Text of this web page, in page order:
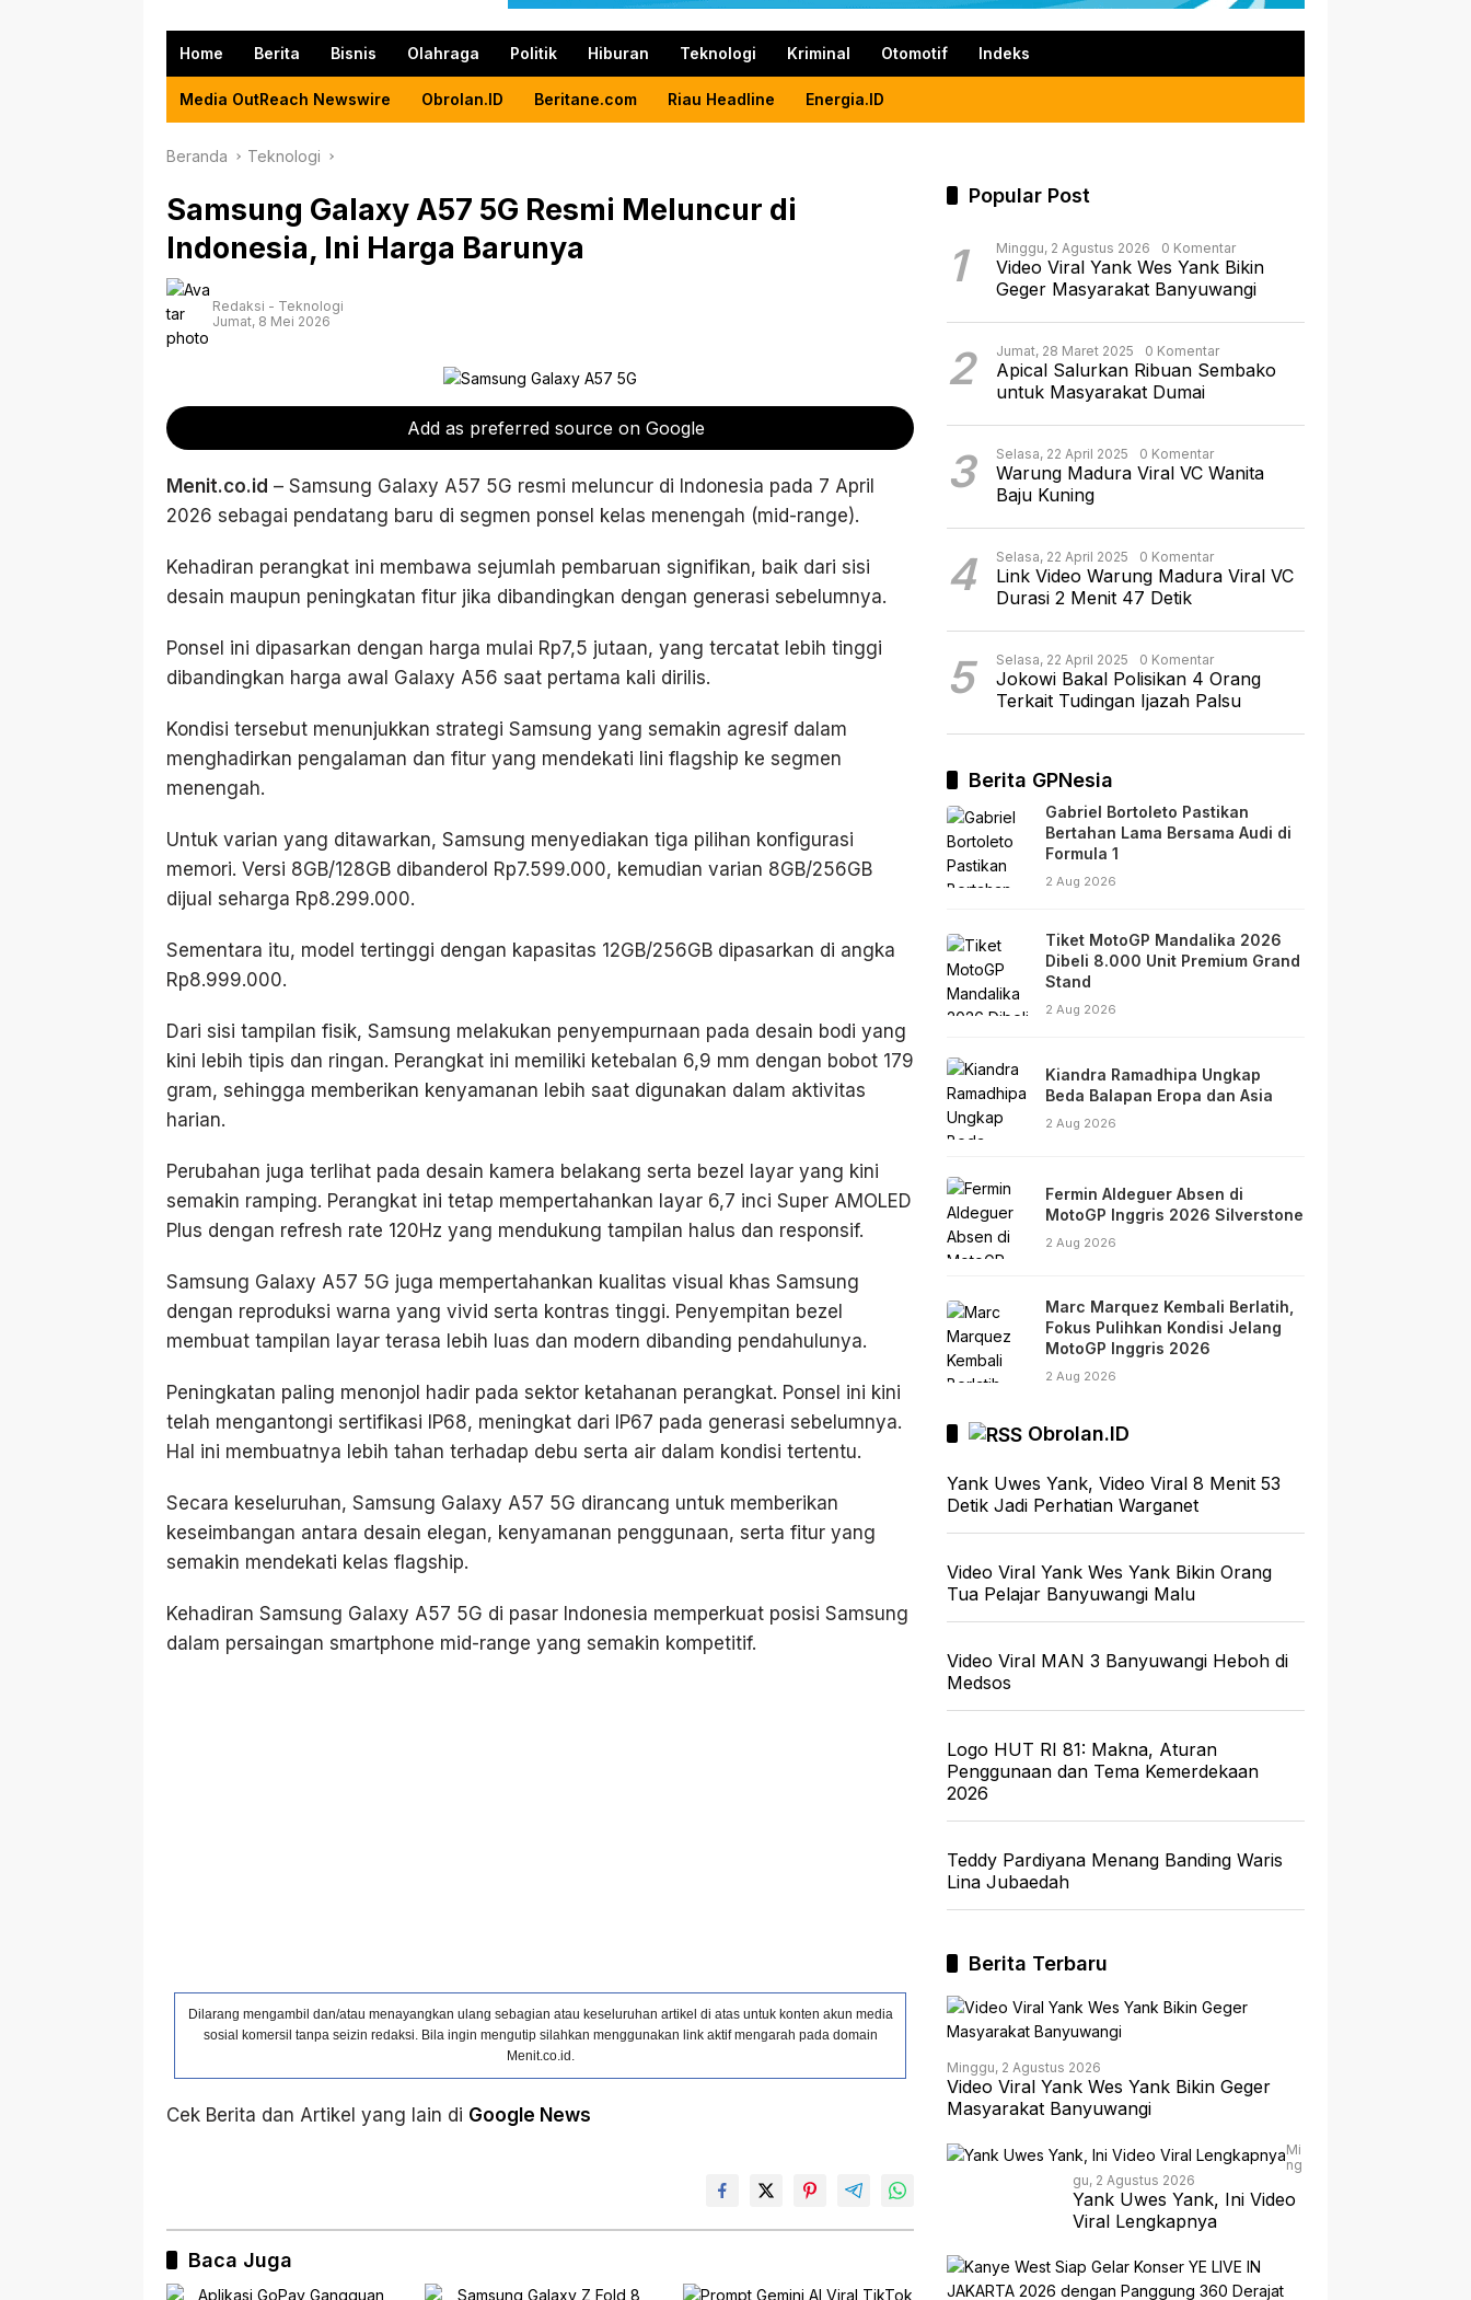
Home Berita Bisnis Olahraga Politik Hiburan Teknologi Kriminal Otomotif Indeks
Media OutReach Newswire Obrolan.ID Beritane.com Riau Headline Energia.ID
Beranda Teknologi
Samsung Galaxy A57 5G Resmi Meluncur di
Indonesia, Ini Harga Barunya
Redaksi - Teknologi
Jumat, 8 Mei 2026
Add as preferred source on Google
Menit.co.id – Samsung Galaxy A57 5G resmi meluncur di Indonesia pada 7 April
2026 sebagai pendatang baru di segmen ponsel kelas menengah (mid-range).
Kehadiran perangkat ini membawa sejumlah pembaruan signifikan, baik dari sisi
desain maupun peningkatan fitur jika dibandingkan dengan generasi sebelumnya.
Ponsel ini dipasarkan dengan harga mulai Rp7,5 jutaan, yang tercatat lebih tinggi
dibandingkan harga awal Galaxy A56 saat pertama kali dirilis.
Kondisi tersebut menunjukkan strategi Samsung yang semakin agresif dalam
menghadirkan pengalaman dan fitur yang mendekati lini flagship ke segmen
menengah.
Untuk varian yang ditawarkan, Samsung menyediakan tiga pilihan konfigurasi
memori. Versi 8GB/128GB dibanderol Rp7.599.000, kemudian varian 8GB/256GB
dijual seharga Rp8.299.000.
Sementara itu, model tertinggi dengan kapasitas 12GB/256GB dipasarkan di angka
Rp8.999.000.
Dari sisi tampilan fisik, Samsung melakukan penyempurnaan pada desain bodi yang
kini lebih tipis dan ringan. Perangkat ini memiliki ketebalan 6,9 mm dengan bobot 179
gram, sehingga memberikan kenyamanan lebih saat digunakan dalam aktivitas
harian.
Perubahan juga terlihat pada desain kamera belakang serta bezel layar yang kini
semakin ramping. Perangkat ini tetap mempertahankan layar 6,7 inci Super AMOLED
Plus dengan refresh rate 120Hz yang mendukung tampilan halus dan responsif.
Samsung Galaxy A57 5G juga mempertahankan kualitas visual khas Samsung
dengan reproduksi warna yang vivid serta kontras tinggi. Penyempitan bezel
membuat tampilan layar terasa lebih luas dan modern dibanding pendahulunya.
Peningkatan paling menonjol hadir pada sektor ketahanan perangkat. Ponsel ini kini
telah mengantongi sertifikasi IP68, meningkat dari IP67 pada generasi sebelumnya.
Hal ini membuatnya lebih tahan terhadap debu serta air dalam kondisi tertentu.
Secara keseluruhan, Samsung Galaxy A57 5G dirancang untuk memberikan
keseimbangan antara desain elegan, kenyamanan penggunaan, serta fitur yang
semakin mendekati kelas flagship.
Kehadiran Samsung Galaxy A57 5G di pasar Indonesia memperkuat posisi Samsung
dalam persaingan smartphone mid-range yang semakin kompetitif.
Dilarang mengambil dan/atau menayangkan ulang sebagian atau keseluruhan artikel di atas untuk konten akun media
sosial komersil tanpa seizin redaksi. Bila ingin mengutip silahkan menggunakan link aktif mengarah pada domain
Menit.co.id.
Cek Berita dan Artikel yang lain di Google News
Baca Juga
Popular Post
1 Minggu, 2 Agustus 2026 0 Komentar
Video Viral Yank Wes Yank Bikin
Geger Masyarakat Banyuwangi
2 Jumat, 28 Maret 2025 0 Komentar
Apical Salurkan Ribuan Sembako
untuk Masyarakat Dumai
3 Selasa, 22 April 2025 0 Komentar
Warung Madura Viral VC Wanita
Baju Kuning
4 Selasa, 22 April 2025 0 Komentar
Link Video Warung Madura Viral VC
Durasi 2 Menit 47 Detik
5 Selasa, 22 April 2025 0 Komentar
Jokowi Bakal Polisikan 4 Orang
Terkait Tudingan Ijazah Palsu
Berita GPNesia
Gabriel Bortoleto Pastikan
Bertahan Lama Bersama Audi di
Formula 1
2 Aug 2026
Tiket MotoGP Mandalika 2026
Dibeli 8.000 Unit Premium Grand
Stand
2 Aug 2026
Kiandra Ramadhipa Ungkap
Beda Balapan Eropa dan Asia
2 Aug 2026
Fermin Aldeguer Absen di
MotoGP Inggris 2026 Silverstone
2 Aug 2026
Marc Marquez Kembali Berlatih,
Fokus Pulihkan Kondisi Jelang
MotoGP Inggris 2026
2 Aug 2026
Obrolan.ID
Yank Uwes Yank, Video Viral 8 Menit 53
Detik Jadi Perhatian Warganet
Video Viral Yank Wes Yank Bikin Orang
Tua Pelajar Banyuwangi Malu
Video Viral MAN 3 Banyuwangi Heboh di
Medsos
Logo HUT RI 81: Makna, Aturan
Penggunaan dan Tema Kemerdekaan
2026
Teddy Pardiyana Menang Banding Waris
Lina Jubaedah
Berita Terbaru
Minggu, 2 Agustus 2026
Video Viral Yank Wes Yank Bikin Geger
Masyarakat Banyuwangi
Mi
ng
gu, 2 Agustus 2026
Yank Uwes Yank, Ini Video
Viral Lengkapnya